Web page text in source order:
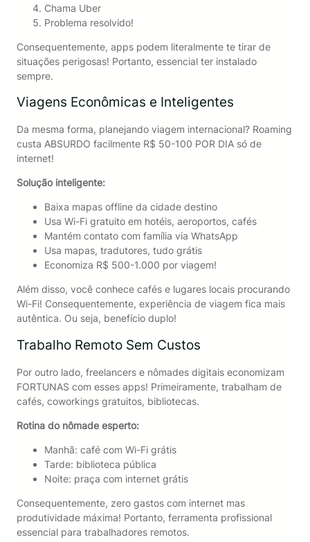
Chama Uber
Problema resolvido!
Consequentemente, apps podem literalmente te tirar de
situações perigosas! Portanto, essencial ter instalado
sempre.
Viagens Econômicas e Inteligentes
Da mesma forma, planejando viagem internacional? Roaming
custa ABSURDO facilmente R$ 50-100 POR DIA só de
internet!
Solução inteligente:
Baixa mapas offline da cidade destino
Usa Wi-Fi gratuito em hotéis, aeroportos, cafés
Mantém contato com família via WhatsApp
Usa mapas, tradutores, tudo grátis
Economiza R$ 500-1.000 por viagem!
Além disso, você conhece cafés e lugares locais procurando
Wi-Fi! Consequentemente, experiência de viagem fica mais
autêntica. Ou seja, benefício duplo!
Trabalho Remoto Sem Custos
Por outro lado, freelancers e nômades digitais economizam
FORTUNAS com esses apps! Primeiramente, trabalham de
cafés, coworkings gratuitos, bibliotecas.
Rotina do nômade esperto:
Manhã: café com Wi-Fi grátis
Tarde: biblioteca pública
Noite: praça com internet grátis
Consequentemente, zero gastos com internet mas
produtividade máxima! Portanto, ferramenta profissional
essencial para trabalhadores remotos.